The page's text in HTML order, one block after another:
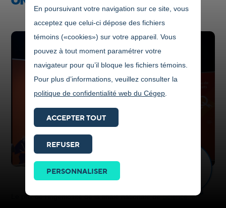
En poursuivant votre navigation sur ce site, vous
acceptez que celui-ci dépose des fichiers
témoins («cookies») sur votre appareil. Vous
pouvez à tout moment paramétrer votre
navigateur pour qu’il bloque les fichiers témoins.
Pour plus d’informations, veuillez consulter la
politique de confidentialité web du Cégep
ACCEPTER TOUT
REFUSER
PERSONNALISER
Le prix de l'ingéniosité de la finale nationale deScience, on